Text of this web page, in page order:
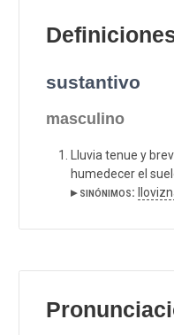
sustantivo
masculino
Lluvia tenue y
humedecer el
▸ sinónimos: